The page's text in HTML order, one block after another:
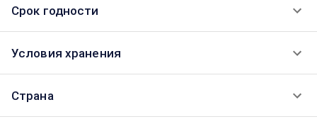
Срок годности
Условия хранения
Страна